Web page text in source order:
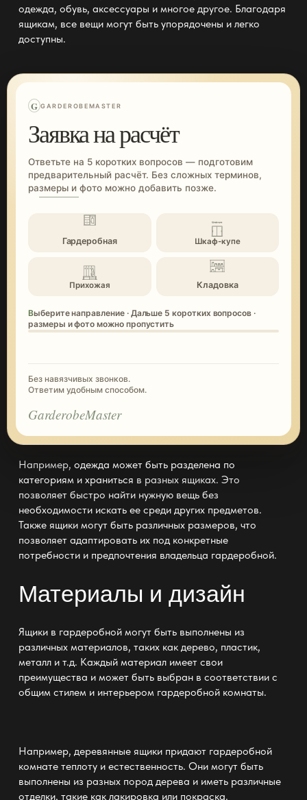
одежда, обувь, аксессуары и многое другое. Благодаря
ящикам, все вещи могут быть упорядочены и легко
доступны.
G GARDEROBEMASTER
Заявка на расчёт
Ответьте на 5 коротких вопросов — подготовим
предварительный расчёт. Без сложных терминов,
размеры и фото можно добавить позже.
Гардеробная Шкаф-купе
Прихожая Кладовка
Выберите направление · Дальше 5 коротких вопросов ·
размеры и фото можно пропустить
Без навязчивых звонков.
Ответим удобным способом.
GarderobeMaster
Например, одежда может быть разделена по
категориям и храниться в разных ящиках. Это
позволяет быстро найти нужную вещь без
необходимости искать ее среди других предметов.
Также ящики могут быть различных размеров, что
позволяет адаптировать их под конкретные
потребности и предпочтения владельца гардеробной.
Материалы и дизайн
Ящики в гардеробной могут быть выполнены из
различных материалов, таких как дерево, пластик,
металл и т.д. Каждый материал имеет свои
преимущества и может быть выбран в соответствии с
общим стилем и интерьером гардеробной комнаты.
Например, деревянные ящики придают гардеробной
комнатетеплоту и естественность. Они могут быть
выполнены из разных пород дерева и иметь различные
отделки, такие как лакировка или покраска.